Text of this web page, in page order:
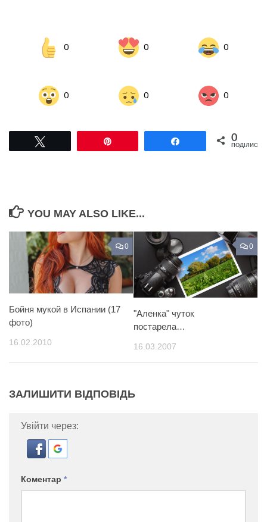
0 0 0
0 0 0
Поділитися0
ПОДІЛИСЬ
YOU MAY ALSO LIKE...
0
Бойня мукой в Испании (17
фото)
16.02.2010
0
"Аленка" чуток
постарела…
16.03.2007
ЗАЛИШИТИ ВІДПОВІДЬ
Увійти через:
Коментар *